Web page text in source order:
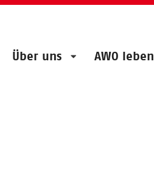
Über uns AWO leben